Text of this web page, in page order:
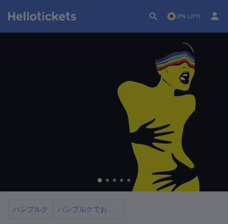
JPN (JPY)
ハンブルク ハンブルクでおすすめのツアー9選